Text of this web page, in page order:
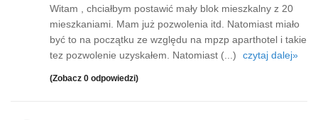
Witam , chciałbym postawić mały blok mieszkalny z 20
mieszkaniami. Mam już pozwolenia itd. Natomiast miało
być to na początku ze względu na mpzp aparthotel i takie
tez pozwolenie uzyskałem. Natomiast (...)
czytaj dalej»
(Zobacz 0 odpowiedzi)